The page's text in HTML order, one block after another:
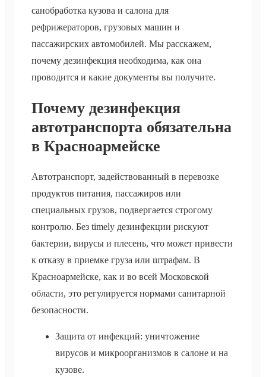
санобработка кузова и салона для
рефрижераторов, грузовых машин и
пассажирских автомобилей. Мы расскажем,
почему дезинфекция необходима, как она
проводится и какие документы вы получите.
Почему дезинфекция
автотранспорта обязательна
в Красноармейске
Автотранспорт, задействованный в перевозке
продуктов питания, пассажиров или
специальных грузов, подвергается строгому
контролю. Без timely дезинфекции рискуют
бактерии, вирусы и плесень, что может привести
к отказу в приемке груза или штрафам. В
Красноармейске, как и во всей Московской
области, это регулируется нормами санитарной
безопасности.
Защита от инфекций: уничтожение
вирусов и микроорганизмов в салоне и на
кузове.